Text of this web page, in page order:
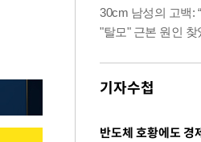
기자수첩
반도체 호황에도 경